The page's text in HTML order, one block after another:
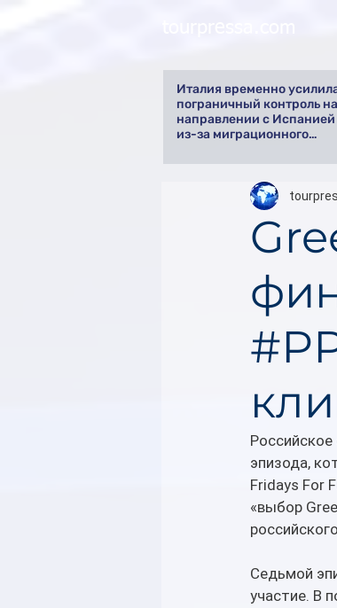
Италия временно
пограничный контроль на
направлении с Испанией
из-за миграционного
эпизода,
Fridays For
«выбор
Седьмой
участие. В